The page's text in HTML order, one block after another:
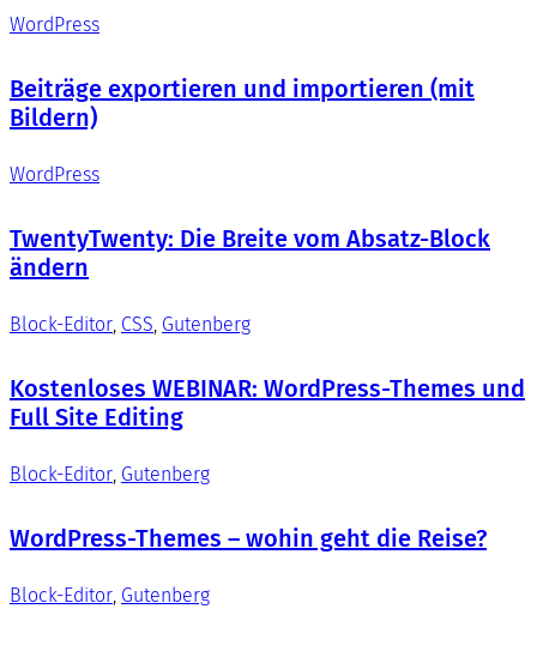
WordPress
Beiträge exportieren und importieren (mit
Bildern)
WordPress
TwentyTwenty: Die Breite vom Absatz-Block
ändern
Block-Editor, CSS, Gutenberg
Kostenloses WEBINAR: WordPress-Themes und
Full Site Editing
Block-Editor, Gutenberg
WordPress-Themes – wohin geht die Reise?
Block-Editor, Gutenberg